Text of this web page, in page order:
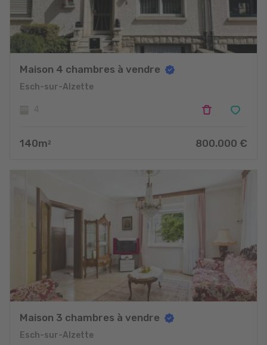
Maison 4 chambres à vendre
Esch-sur-Alzette
140m 2 800.000 €
Maison 3 chambres à vendre
Esch-sur-Alzette